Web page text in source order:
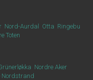
Nord-Aurdal Otta Ringebu
Toten
Nordre Aker
Nordstrand